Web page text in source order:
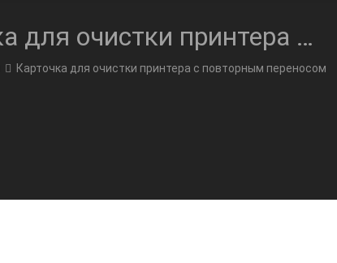
Карточка для очистки принтера с повторным переносом
Карточка для очистки принтера с повторным переносом